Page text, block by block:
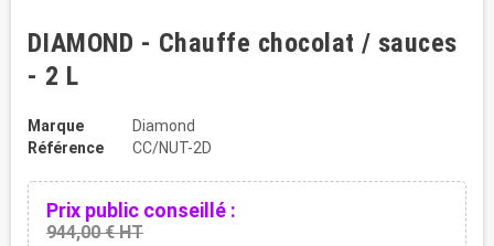
DIAMOND - Chauffe chocolat / sauces
- 2 L
Marque
Diamond
Référence
CC/NUT-2D
Prix public conseillé :
944,00 € HT